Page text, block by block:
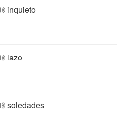
inquieto
lazo
soledades